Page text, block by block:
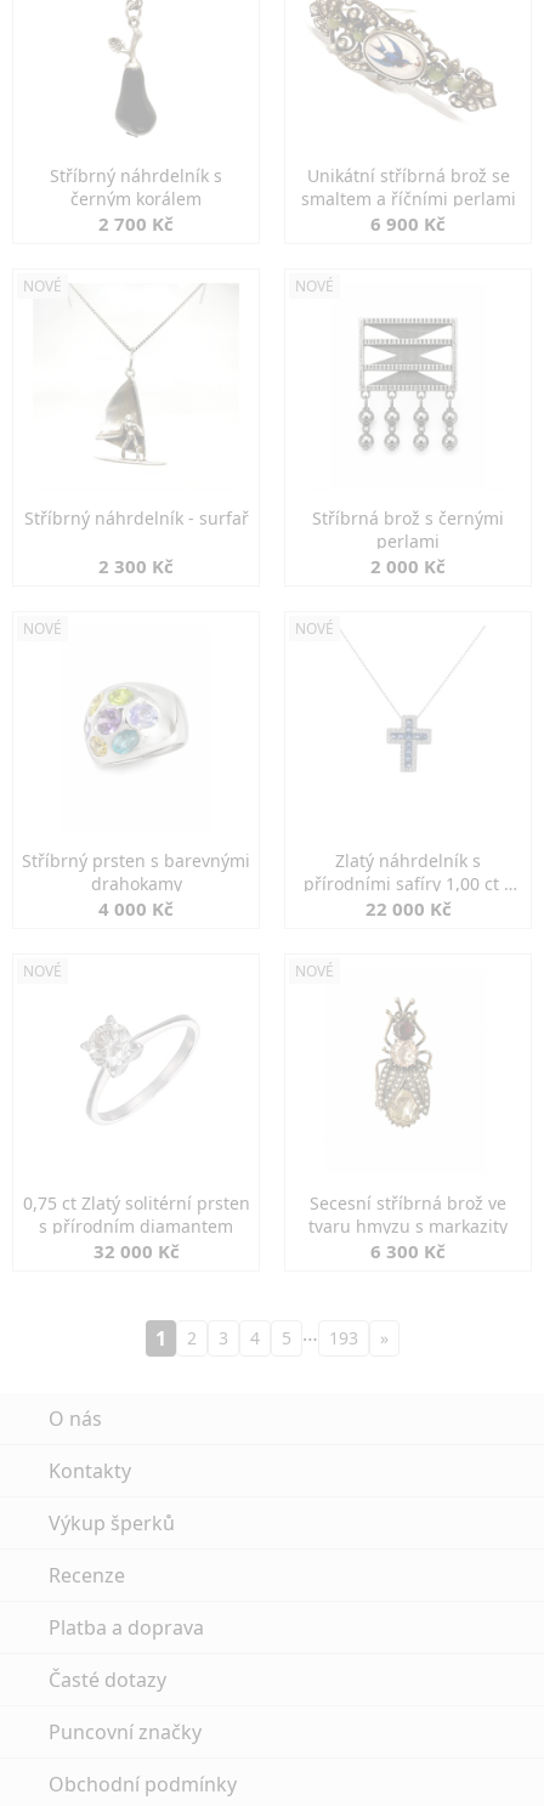
Stříbrný náhrdelník s
černým korálem
2 700 Kč
Unikátní stříbrná brož se
smaltem a říčními perlami
6 900 Kč
NOVÉ
Stříbrný náhrdelník - surfař
2 300 Kč
NOVÉ
Stříbrná brož s černými
perlami
2 000 Kč
NOVÉ
Stříbrný prsten s barevnými
drahokamy
4 000 Kč
NOVÉ
Zlatý náhrdelník s
přírodními safíry 1,00 ct a
diamanty
22 000 Kč
NOVÉ
0,75 ct Zlatý solitérní prsten
s přírodním diamantem
32 000 Kč
NOVÉ
Secesní stříbrná brož ve
tvaru hmyzu s markazity
6 300 Kč
1 2 3 4 5 … 193 »
O nás
Kontakty
Výkup šperků
Recenze
Platba a doprava
Časté dotazy
Puncovní značky
Obchodní podmínky